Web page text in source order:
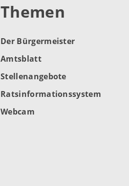
Themen
Der Bürgermeister
Amtsblatt
Stellenangebote
Ratsinformationssystem
Webcam